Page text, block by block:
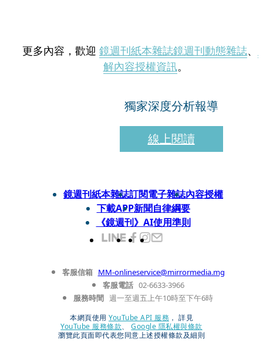
更多內容，歡迎 鏡週刊紙本雜誌鏡週刊動態雜誌、
解內容授權資訊。
獨家深度分析報導
線上閱讀
鏡週刊紙本雜誌訂閱電子雜誌內容授權
下載APP新聞自律綱要
《鏡週刊》AI使用準則
客服信箱 MM-onlineservice@mirrormedia.mg
客服電話 02-6633-3966
服務時間 週一至週五上午10時至下午6時
本網頁使用 YouTube API 服務 ， 詳見
YouTube 服務條款、
Google 隱私權與條款
瀏覽此頁面即代表您同意上述授權條款及細則